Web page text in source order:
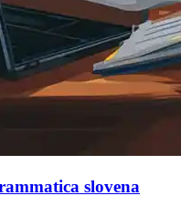
slovena